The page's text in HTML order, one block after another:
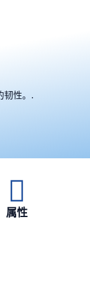
韧性。.
属性